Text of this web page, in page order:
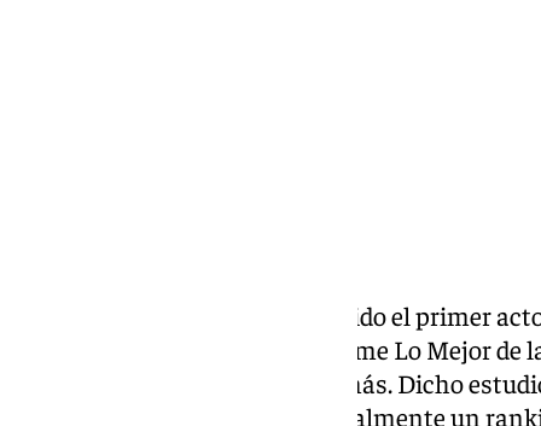
Este miércoles, Málaga ha acogido el primer
Cultura para presentar su informe Lo Mejor de
ha salido bien parada una vez más. Dicho
Contemporánea, establece anualmente un